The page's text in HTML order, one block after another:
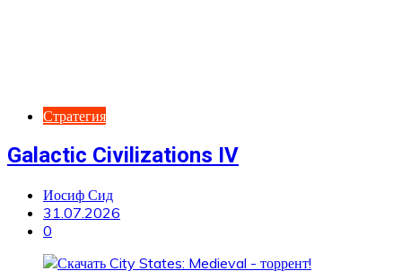
Стратегия
Galactic Civilizations IV
Иосиф Сид
31.07.2026
0